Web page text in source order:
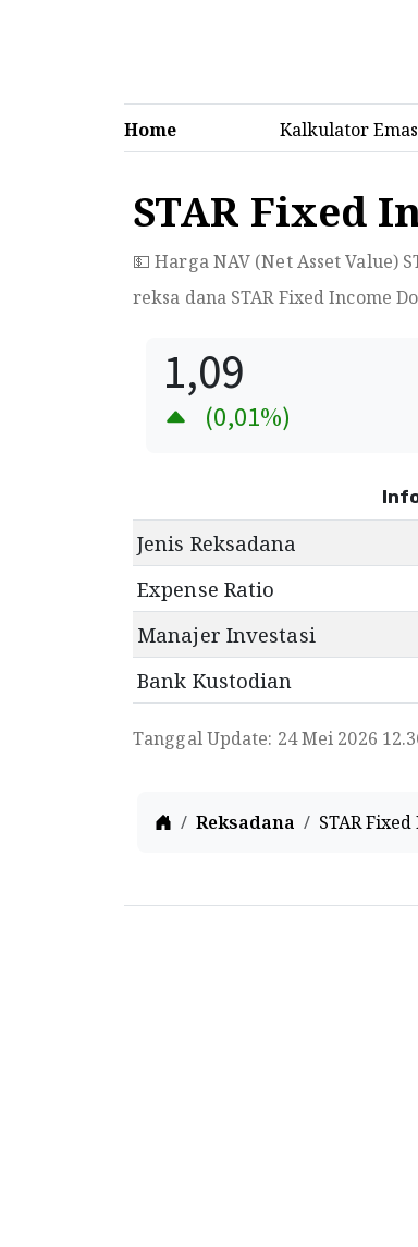
Home Kalkulator
STAR Fixed
💵 Harga NAV (Net Asset Value)
reksa dana STAR Fixed Income
1,09
(0,01%)
Jenis Reksadana
Expense Ratio
Manajer Investasi
Bank Kustodian
Tanggal Update: 24 Mei 2026
Home
Reksadana STAR